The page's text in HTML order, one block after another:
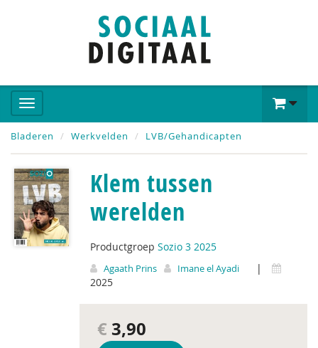
Bladeren Werkvelden LVB/Gehandicapten
Klem tussen
werelden
Productgroep Sozio 3 2025
Agaath Prins Imane el Ayadi
|
2025
€ 3,90